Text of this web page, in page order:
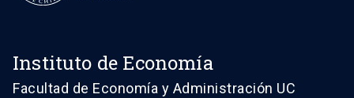
Instituto de Economía
Facultad de Economía y Administración UC